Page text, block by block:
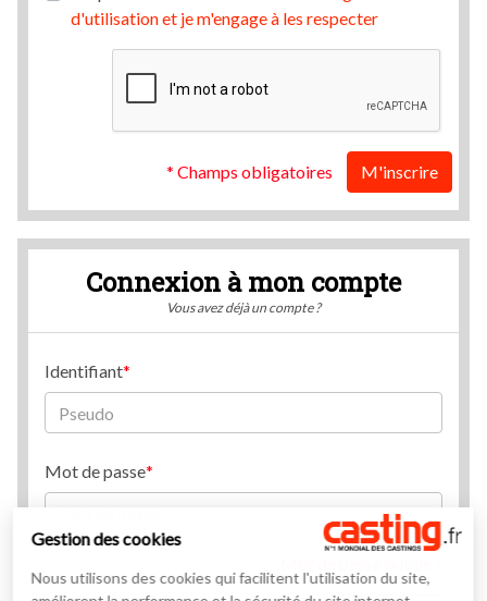
d'utilisation et je m'engage à les respecter
* Champs obligatoires M'inscrire
Connexion à mon compte
Vous avez déjà un compte ?
Identifiant
Mot de passe
Gestion des cookies
Nous utilisons des cookies qui facilitent l'utilisation du site,